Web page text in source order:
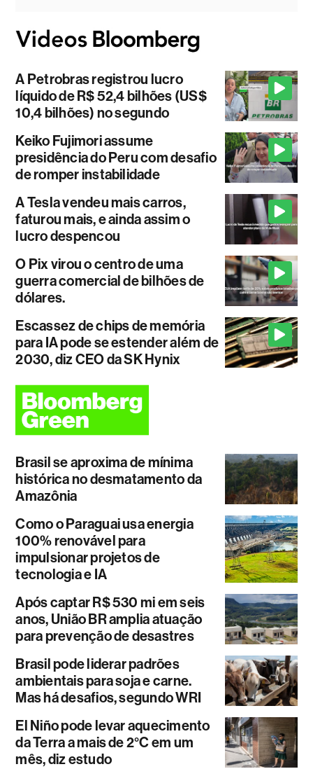
A Petrobras registrou lucro
líquido de R$ 52,4 bilhões (US$
10,4 bilhões) no segundo
Keiko Fujimori assume
presidência do Peru com desafio
de romper instabilidade
A Tesla vendeu mais carros,
faturou mais, e ainda assim o
lucro despencou
O Pix virou o centro de uma
guerra comercial de bilhões de
dólares.
Escassez de chips de memória
para IA pode se estender além de
2030, diz CEO da SK Hynix
Brasil se aproxima de mínima
histórica no desmatamento da
Amazônia
Como o Paraguai usa energia
100% renovável para
impulsionar projetos de
tecnologia e IA
Após captar R$ 530 mi em seis
anos, União BR amplia atuação
para prevenção de desastres
Brasil pode liderar padrões
ambientais para soja e carne.
Mas há desafios, segundo WRI
El Niño pode levar aquecimento
da Terra a mais de 2°C em um
mês, diz estudo